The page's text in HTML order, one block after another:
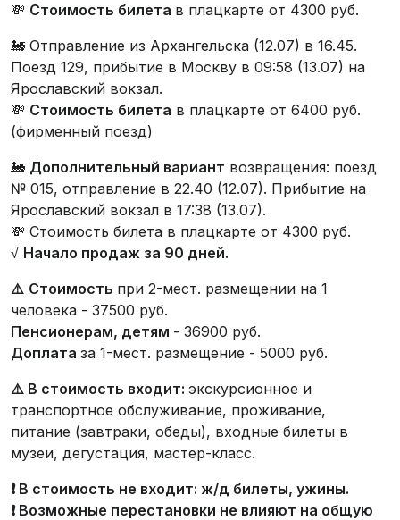
💸 Стоимость билета в плацкарте от 4300 руб.
🚂 Отправление из Архангельска (12.07) в 16.45.
Поезд 129, прибытие в Москву в 09:58 (13.07) на
Ярославский вокзал.
💸 Стоимость билета в плацкарте от 6400 руб.
(фирменный поезд)
🚂 Дополнительный вариант возвращения: поезд
№ 015, отправление в 22.40 (12.07). Прибытие на
Ярославский вокзал в 17:38 (13.07).
💸 Стоимость билета в плацкарте от 4300 руб.
√ Начало продаж за 90 дней.
⚠️ Стоимость при 2-мест. размещении на 1
человека - 37500 руб.
Пенсионерам, детям - 36900 руб.
Доплата за 1-мест. размещение - 5000 руб.
⚠️ В стоимость входит: экскурсионное и
транспортное обслуживание, проживание,
питание (завтраки, обеды), входные билеты в
музеи, дегустация, мастер-класс.
❗️В стоимость не входит: ж/д билеты, ужины.
❗️Возможные перестановки не влияют на общую